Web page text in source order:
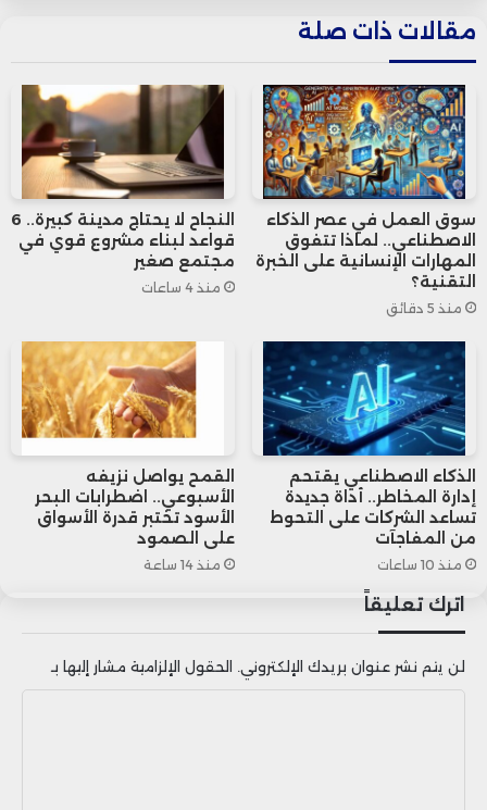
البند
قبل
سنة
الأسبوع
السابق
الحالي
التغير
الأسبوعي
عدد
منصات
النفط
530
478
477
(1)
الغاز 131
100
103
النفط
والغاز
مقالات ذات صلة
سوق العمل في عصر الذكاء
الاصطناعي.. لماذا تتفوق
المهارات الإنسانية على الخبرة
التقنية؟
منذ 5 دقائق
النجاح لا يحتاج مدينة كبيرة.. 6
قواعد لبناء مشروع قوي في
مجتمع صغير
منذ 4 ساعات
الذكاء الاصطناعي يقتحم
إدارة المخاطر.. أداة جديدة
تساعد الشركات على التحوط
من المفاجآت
منذ 10 ساعات
القمح يواصل نزيفه
الأسبوعي.. اضطرابات البحر
الأسود تختبر قدرة الأسواق
على الصمود
منذ 14 ساعة
اترك تعليقاً
لن يتم نشر عنوان بريدك الإلكتروني. الحقول الإلزامية مشار إليها بـ